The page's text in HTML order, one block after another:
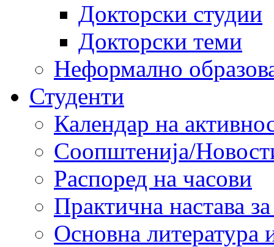
Докторски студии
Докторски теми
Неформално
Студенти
Календар на
Соопштенија/
Распоред на часови
Практична настава
Основна литература